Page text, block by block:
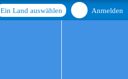
Anmelden
Ein Land auswählen